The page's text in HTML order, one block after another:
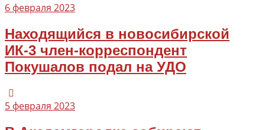
6 февраля 2023
Находящийся в новосибирской
ИК-3 член-корреспондент
Покушалов подал на УДО
5 февраля 2023